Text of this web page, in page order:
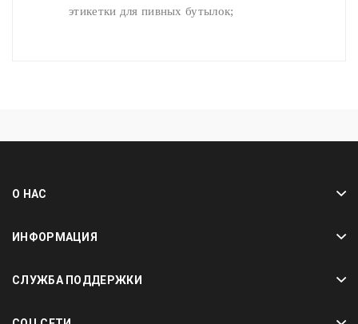
этикетки для пивных бутылок;
О НАС
ИНФОРМАЦИЯ
СЛУЖБА ПОДДЕРЖКИ